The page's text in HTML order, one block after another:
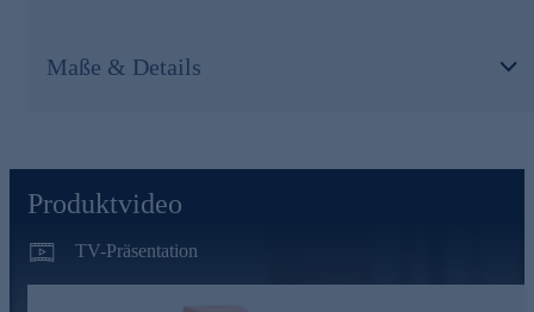
Perfeline®
Effekt)
Mohawk-Protein – der „Architekt der Haut“
Fördert Biotensegrity und sorgt für eine straffere
Maße & Details
Produktvideo
TV-Präsentation